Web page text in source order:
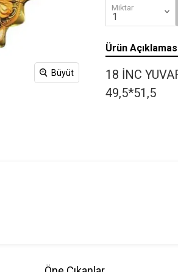
Büyüt
Miktar
Ürün
18 İNC
49,5*51,5